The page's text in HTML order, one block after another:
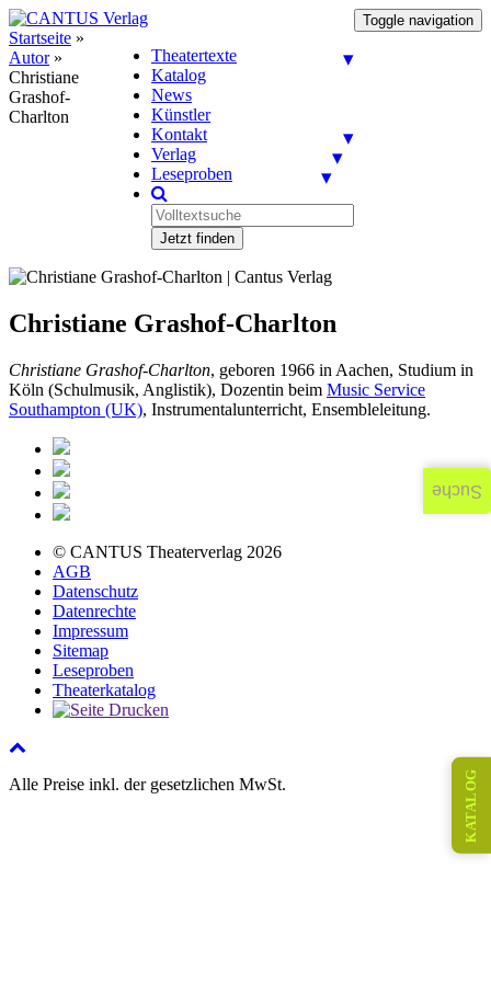
Toggle navigation
Theatertexte
Katalog
News
Künstler
Kontakt
Verlag
Leseproben
Jetzt finden
Startseite »
Autor»
Christiane
Grashof-
Charlton
Christiane Grashof-Charlton
Christiane Grashof-Charlton, geboren 1966 in Aachen, Studium in
Köln (Schulmusik, Anglistik), Dozentin beim Music Service
Southampton (UK), Instrumentalunterricht, Ensembleleitung.
© CANTUS Theaterverlag 2026
AGB
Datenschutz
Datenrechte
Impressum
Sitemap
Leseproben
Theaterkatalog
Alle Preise inkl. der gesetzlichen MwSt. KATALOG
Suche